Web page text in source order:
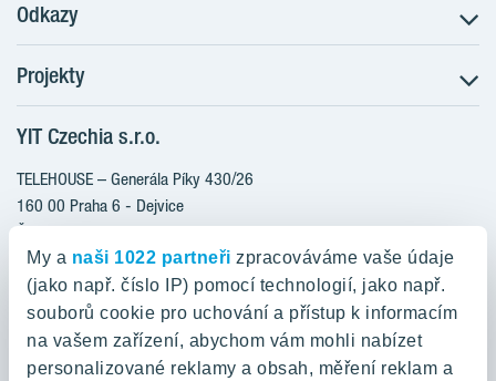
My a naši 1022 partneři zpracováváme vaše údaje
(jako např. číslo IP) pomocí technologií, jako např.
souborů cookie pro uchování a přístup k informacím
na vašem zařízení, abychom vám mohli nabízet
personalizované reklamy a obsah, měření reklam a
Odkazy
Postup koupě
Klientské změny
Aktuality
Blog
Kariéra
O nás
YIT PLUS
Projekty
RANTA Barrandov III
RANTA Barrandov IV
TOIVO Roztyly II
KALEVALA
VIRTA Kladno
KATTILA Kamýk
YIT Czechia s.r.o.
TELEHOUSE – Generála Píky 430/26
160 00 Praha 6 - Dejvice
Česká republika
800 200 666
domov@yit.cz